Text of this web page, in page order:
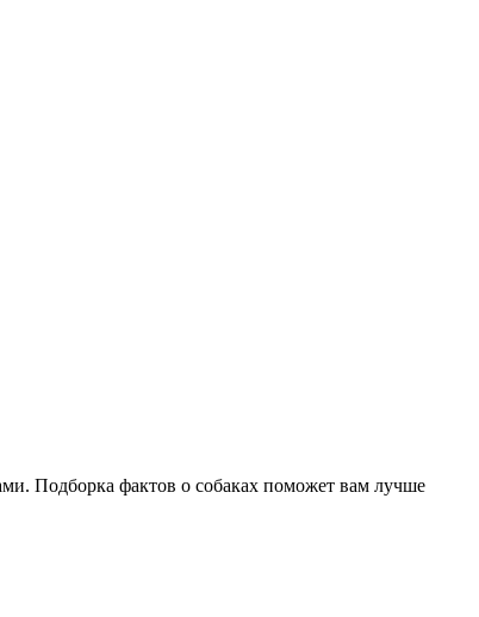
Подборка фактов о собаках поможет вам лучше